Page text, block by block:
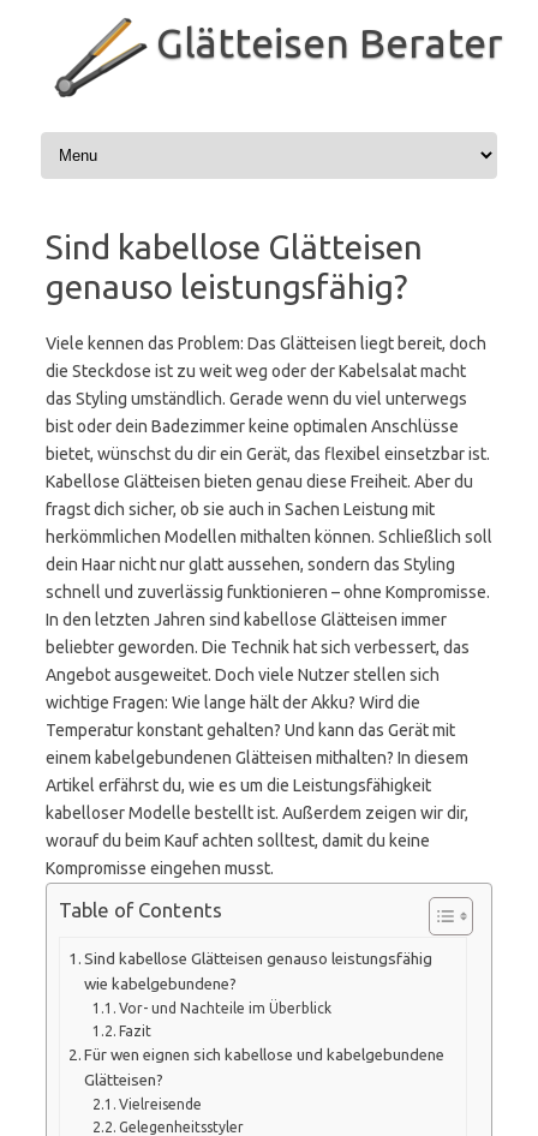
Glätteisen Berater
Sind kabellose Glätteisen
genauso leistungsfähig?
Viele kennen das Problem: Das Glätteisen liegt bereit, doch
die Steckdose ist zu weit weg oder der Kabelsalat macht
das Styling umständlich. Gerade wenn du viel unterwegs
bist oder dein Badezimmer keine optimalen Anschlüsse
bietet, wünschst du dir ein Gerät, das flexibel einsetzbar ist.
Kabellose Glätteisen bieten genau diese Freiheit. Aber du
fragst dich sicher, ob sie auch in Sachen Leistung mit
herkömmlichen Modellen mithalten können. Schließlich soll
dein Haar nicht nur glatt aussehen, sondern das Styling
schnell und zuverlässig funktionieren – ohne Kompromisse.
In den letzten Jahren sind kabellose Glätteisen immer
beliebter geworden. Die Technik hat sich verbessert, das
Angebot ausgeweitet. Doch viele Nutzer stellen sich
wichtige Fragen: Wie lange hält der Akku? Wird die
Temperatur konstant gehalten? Und kann das Gerät mit
einem kabelgebundenen Glätteisen mithalten? In diesem
Artikel erfährst du, wie es um die Leistungsfähigkeit
kabelloser Modelle bestellt ist. Außerdem zeigen wir dir,
worauf du beim Kauf achten solltest, damit du keine
Kompromisse eingehen musst.
Table of Contents
Sind kabellose Glätteisen genauso leistungsfähig
wie kabelgebundene?
Vor- und Nachteile im Überblick
Fazit
Für wen eignen sich kabellose und kabelgebundene
Glätteisen?
Vielreisende
Gelegenheitsstyler